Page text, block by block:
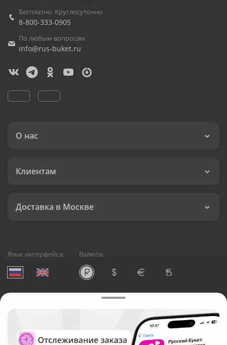
Бесплатно. Круглосуточно
8-800-333-0905
По любым вопросам
info@rus-buket.ru
О нас
Клиентам
Доставка в Москве
Язык интерфейса: Валюта:
Служба круглосуточной доставки цветов в Москве
Русский Букет, 2026
Общество с ограниченной ответственностью «Технология»
ОГРН: 1195476081745, ИНН: 5410081997